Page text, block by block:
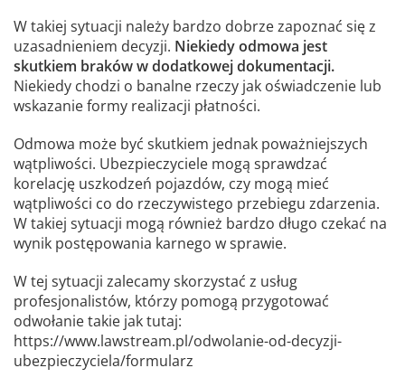
W takiej sytuacji należy bardzo dobrze zapoznać się z
uzasadnieniem decyzji. Niekiedy odmowa jest
skutkiem braków w dodatkowej dokumentacji.
Niekiedy chodzi o banalne rzeczy jak oświadczenie lub
wskazanie formy realizacji płatności.
Odmowa może być skutkiem jednak poważniejszych
wątpliwości. Ubezpieczyciele mogą sprawdzać
korelację uszkodzeń pojazdów, czy mogą mieć
wątpliwości co do rzeczywistego przebiegu zdarzenia.
W takiej sytuacji mogą również bardzo długo czekać na
wynik postępowania karnego w sprawie.
W tej sytuacji zalecamy skorzystać z usług
profesjonalistów, którzy pomogą przygotować
odwołanie takie jak tutaj:
https://www.lawstream.pl/odwolanie-od-decyzji-
ubezpieczyciela/formularz